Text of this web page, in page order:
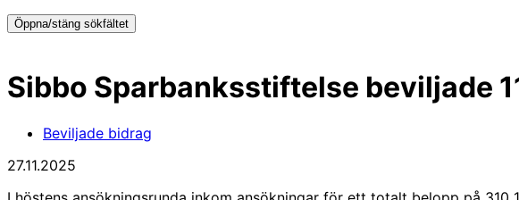
Öppna/stäng sökfältet
Sibbo Sparbanksstiftelse beviljade
Beviljade bidrag
27.11.2025